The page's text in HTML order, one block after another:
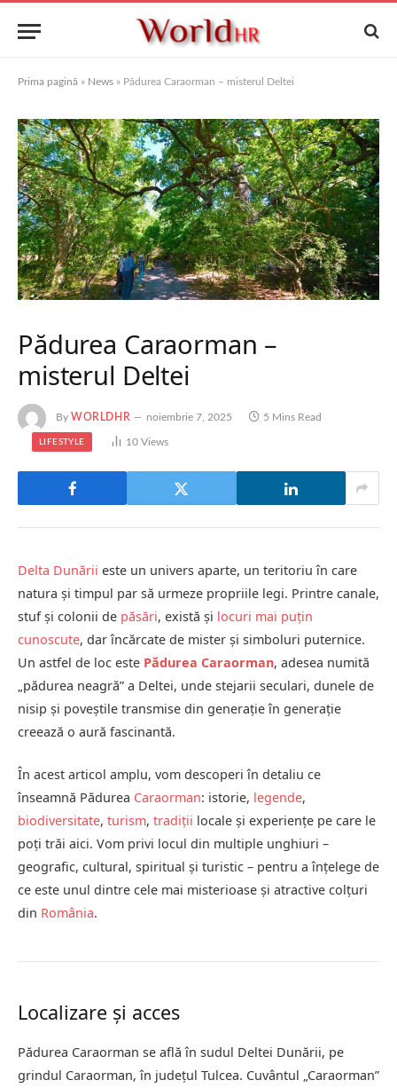
Prima pagină » News » Pădurea Caraorman – misterul Deltei
Pădurea Caraorman –
misterul Deltei
By WORLDHR noiembrie 7, 2025 5 Mins Read
LIFESTYLE 10 Views
Delta Dunării este un univers aparte, un teritoriu în care
natura și timpul par să urmeze propriile legi. Printre canale,
stuf și colonii de păsări, există și locuri mai puțin
cunoscute, dar încărcate de mister și simboluri puternice.
Un astfel de loc este Pădurea Caraorman, adesea numită
„pădurea neagră” a Deltei, unde stejarii seculari, dunele de
nisip și poveștile transmise din generație în generație
creează o aură fascinantă.
În acest articol amplu, vom descoperi în detaliu ce
înseamnă Pădurea Caraorman: istorie, legende,
biodiversitate, turism, tradiții locale și experiențe pe care le
poți trăi aici. Vom privi locul din multiple unghiuri –
geografic, cultural, spiritual și turistic – pentru a înțelege de
ce este unul dintre cele mai misterioase și atractive colțuri
din România.
Localizare și acces
Pădurea Caraorman se află în sudul Deltei Dunării, pe
grindul Caraorman, în județul Tulcea. Cuvântul „Caraorman”